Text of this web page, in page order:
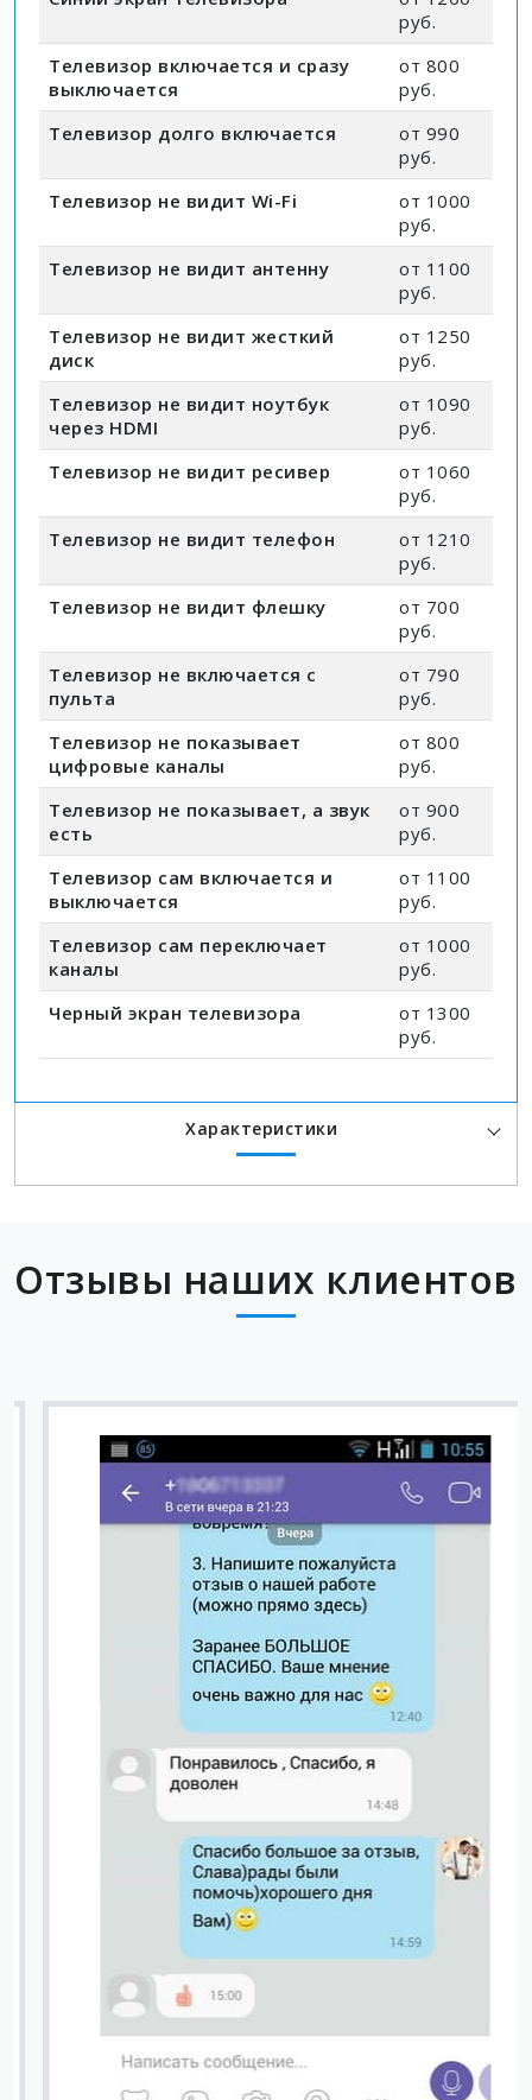
руб.
Телевизор включается и сразу
выключается
от 800
руб.
Телевизор долго включается
от 990
руб.
Телевизор не видит Wi-Fi
от 1000
руб.
Телевизор не видит антенну
от 1100
руб.
Телевизор не видит жесткий
диск
от 1250
руб.
Телевизор не видит ноутбук
через HDMI
от 1090
руб.
Телевизор не видит ресивер
от 1060
руб.
Телевизор не видит телефон
от 1210
руб.
Телевизор не видит флешку
от 700
руб.
Телевизор не включается с
пульта
от 790
руб.
Телевизор не показывает
цифровые каналы
от 800
руб.
Телевизор не показывает, а звук
есть
от 900
руб.
Телевизор сам включается и
выключается
от 1100
руб.
Телевизор сам переключает
каналы
от 1000
руб.
Черный экран телевизора
от 1300
руб.
Характеристики
Отзывы наших клиентов